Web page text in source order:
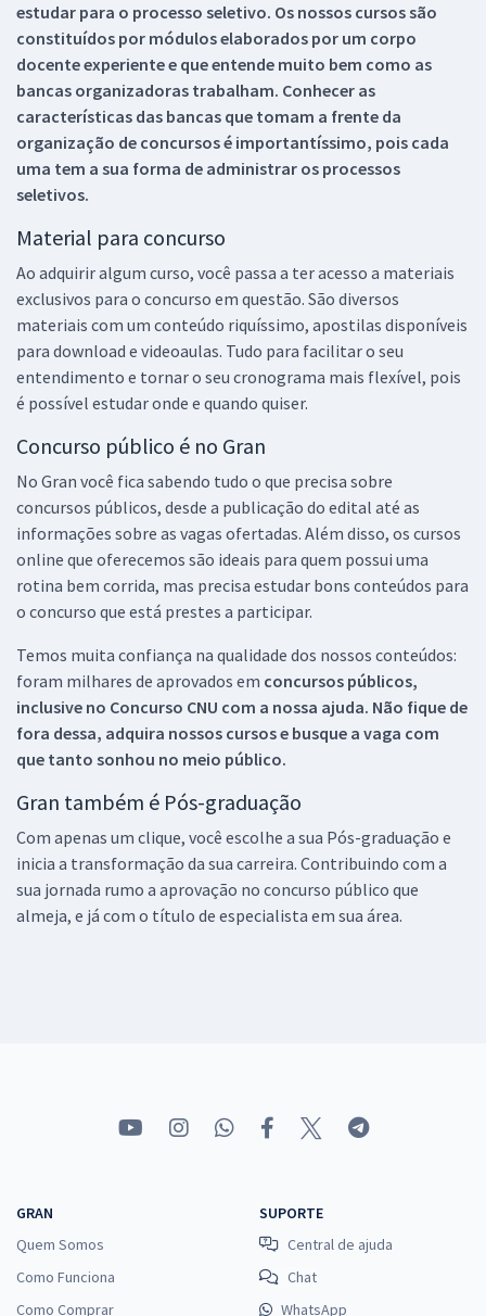
estudar para o processo seletivo. Os nossos cursos são
constituídos por módulos elaborados por um corpo
docente experiente e que entende muito bem como as
bancas organizadoras trabalham. Conhecer as
características das bancas que tomam a frente da
organização de concursos é importantíssimo, pois cada
uma tem a sua forma de administrar os processos
seletivos.
Material para concurso
Ao adquirir algum curso, você passa a ter acesso a materiais
exclusivos para o concurso em questão. São diversos
materiais com um conteúdo riquíssimo, apostilas disponíveis
para download e videoaulas. Tudo para facilitar o seu
entendimento e tornar o seu cronograma mais flexível, pois
é possível estudar onde e quando quiser.
Concurso público é no Gran
No Gran você fica sabendo tudo o que precisa sobre
concursos públicos, desde a publicação do edital até as
informações sobre as vagas ofertadas. Além disso, os cursos
online que oferecemos são ideais para quem possui uma
rotina bem corrida, mas precisa estudar bons conteúdos para
o concurso que está prestes a participar.
Temos muita confiança na qualidade dos nossos conteúdos:
foram milhares de aprovados em concursos públicos,
inclusive no Concurso CNU com a nossa ajuda. Não fique de
fora dessa, adquira nossos cursos e busque a vaga com
que tanto sonhou no meio público.
Gran também é Pós-graduação
Com apenas um clique, você escolhe a sua Pós-graduação e
inicia a transformação da sua carreira. Contribuindo com a
sua jornada rumo a aprovação no concurso público que
almeja, e já com o título de especialista em sua área.
GRAN
Quem Somos
Como Funciona
Como Comprar
SUPORTE
Central de ajuda
Chat
WhatsApp